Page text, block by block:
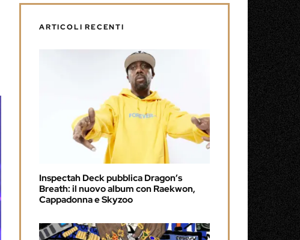
ARTICOLI RECENTI
Inspectah Deck pubblica Dragon’s
Breath: il nuovo album con Raekwon,
Cappadonna e Skyzoo